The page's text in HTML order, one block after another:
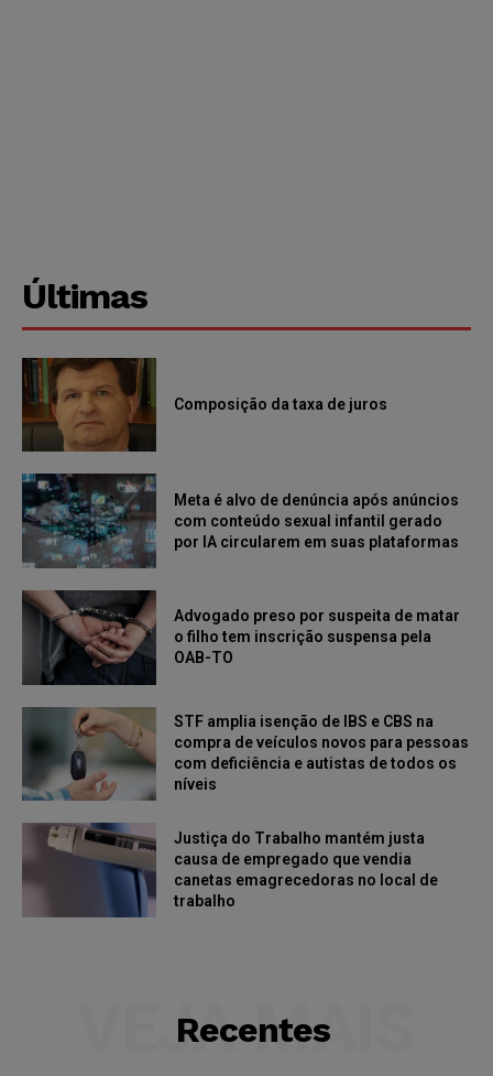
Últimas
Composição da taxa de juros
Meta é alvo de denúncia após anúncios
com conteúdo sexual infantil gerado
por IA circularem em suas plataformas
Advogado preso por suspeita de matar
o filho tem inscrição suspensa pela
OAB-TO
STF amplia isenção de IBS e CBS na
compra de veículos novos para pessoas
com deficiência e autistas de todos os
níveis
Justiça do Trabalho mantém justa
causa de empregado que vendia
canetas emagrecedoras no local de
trabalho
Recentes
VEJA MAIS